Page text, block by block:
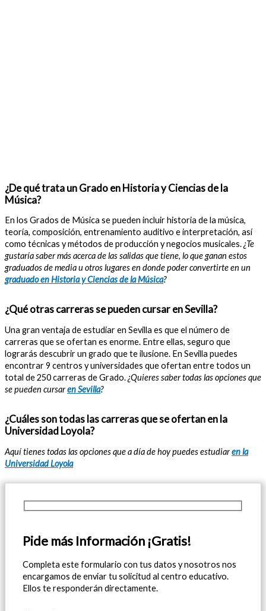
¿De qué trata un Grado en Historia y Ciencias de la
Música?
En los Grados de Música se pueden incluir historia de la música,
teoría, composición, entrenamiento auditivo e interpretación, así
como técnicas y métodos de producción y negocios musicales.¿Te
gustaría saber más acerca de las salidas que tiene, lo que ganan estos
graduados de media u otros lugares en donde poder convertirte en un
graduado en Historia y Ciencias de la Música?
¿Qué otras carreras se pueden cursar en Sevilla?
Una gran ventaja de estudiar en Sevilla es que el número de
carreras que se ofertan es enorme. Entre ellas, seguro que
lograrás descubrir un grado que te ilusione. En Sevilla puedes
encontrar 9 centros y universidades que ofertan entre todos un
total de 250 carreras de Grado.¿Quieres saber todas las opciones que
se pueden cursaren Sevilla?
¿Cuáles son todas las carreras que se ofertan en la
Universidad Loyola?
Aquí tienes todas las opciones que a día de hoy puedes estudiaren la
Universidad Loyola
Pide más Información ¡Gratis!
Completa este formulario con tus datos y nosotros nos
encargamos de enviar tu solicitud al centro educativo.
Ellos te responderán directamente.